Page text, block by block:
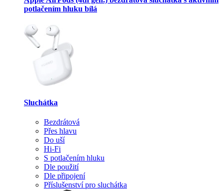
potlačením hluku bílá
Sluchátka
Bezdrátová
Přes hlavu
Do uší
Hi-Fi
S potlačením hluku
Dle použití
Dle připojení
Příslušenství pro sluchátka